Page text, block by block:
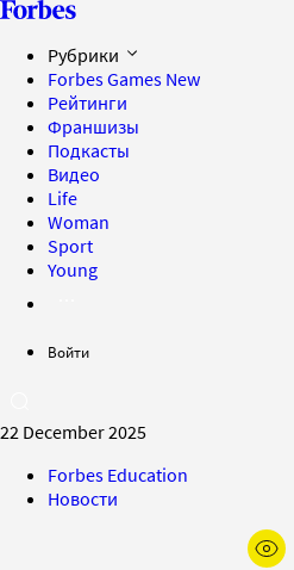
Рубрики
Forbes Games New
Рейтинги
Франшизы
Подкасты
Видео
Life
Woman
Sport
Young
Войти
22 December 2025
Forbes Education
Новости